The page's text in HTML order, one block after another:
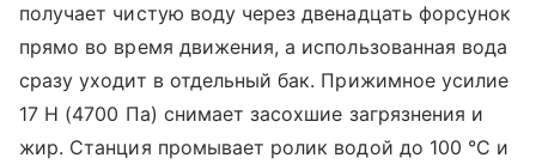
получает чистую воду через двенадцать форсунок
прямо во время движения, а использованная вода
сразу уходит в отдельный бак. Прижимное усилие
17 Н (4700 Па) снимает засохшие загрязнения и
жир. Станция промывает ролик водой до 100 °C и